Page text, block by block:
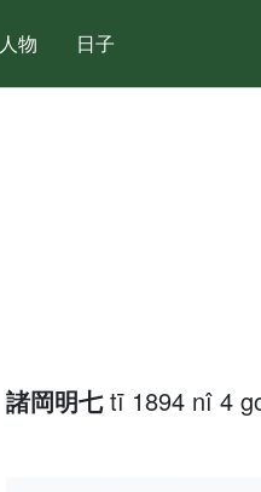
人物 日子
諸岡明七tī 1894 nî 4